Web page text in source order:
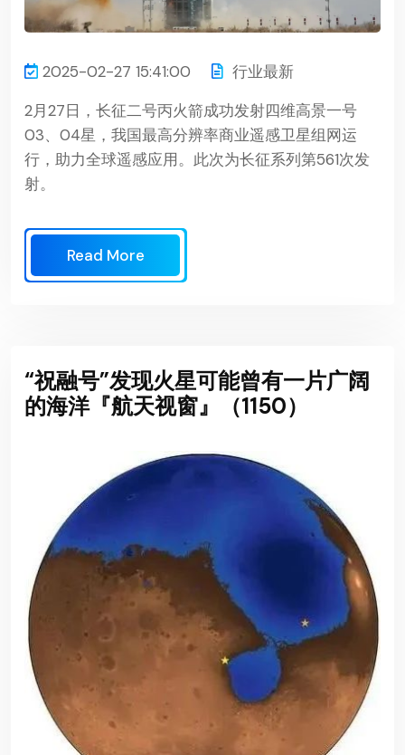
2025-02-27 15:41:00
行业最新
2月27日，长征二号丙火箭成功发射四维高景一号
03、04星，我国最高分辨率商业遥感卫星组网运
行，助力全球遥感应用。此次为长征系列第561次发
射。
Read More
“祝融号”发现火星可能曾有一片广阔
的海洋『航天视窗』（1150）